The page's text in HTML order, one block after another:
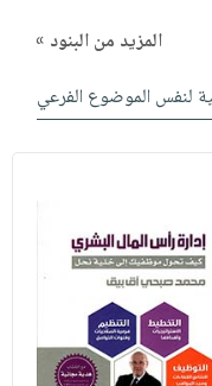
المزيد من البنود »
لنفس الموضوع الفرعي